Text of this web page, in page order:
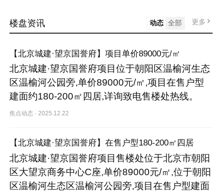
楼盘资讯 动态 全部 更多
【北京城建·望京国誉府】项目单价89000元/㎡
北京城建·望京国誉府项目位于朝阳区温榆河生态
区温榆河公园旁,单价89000元/㎡,项目在售户型
建面约180-200㎡四居,详询致电售楼处热线。
焦点动态 · 2025.12.22
【北京城建·望京国誉府】在售户型180-200㎡四居
北京城建·望京国誉府项目售楼处位于北京市朝阳
区大望京商务中心C座,单价89000元/㎡,位于朝阳
区温榆河生态区温榆河公园旁,项目在售户型建面